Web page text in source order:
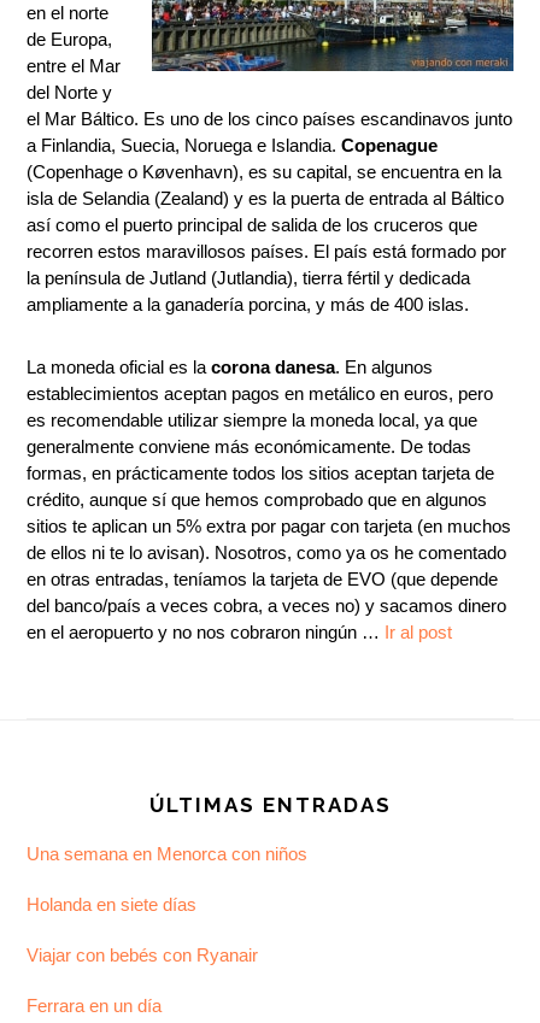
en el norte
de Europa,
entre el Mar
del Norte y
el Mar Báltico. Es uno de los cinco países escandinavos junto
a Finlandia, Suecia, Noruega e Islandia.Copenague
(Copenhage o Køvenhavn), es su capital, se encuentra en la
isla de Selandia (Zealand) y es la puerta de entrada al Báltico
así como el puerto principal de salida de los cruceros que
recorren estos maravillosos países. El país está formado por
la península de Jutland (Jutlandia), tierra fértil y dedicada
ampliamente a la ganadería porcina, y más de 400 islas.
La moneda oficial es lacorona danesa. En algunos
establecimientos aceptan pagos en metálico en euros, pero
es recomendable utilizar siempre la moneda local, ya que
generalmente conviene más económicamente. De todas
formas, en prácticamente todos los sitios aceptan tarjeta de
crédito, aunque sí que hemos comprobado que en algunos
sitios te aplican un 5% extra por pagar con tarjeta (en muchos
de ellos ni te lo avisan). Nosotros, como ya os he comentado
en otras entradas, teníamos la tarjeta de EVO (que depende
del banco/país a veces cobra, a veces no) y sacamos dinero
en el aeropuerto y no nos cobraron ningún … Ir al post
ÚLTIMAS ENTRADAS
Una semana en Menorca con niños
Holanda en siete días
Viajar con bebés con Ryanair
Ferrara en un día